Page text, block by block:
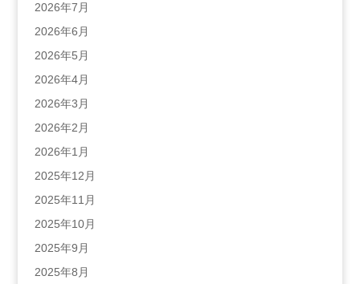
2026年7月
2026年6月
2026年5月
2026年4月
2026年3月
2026年2月
2026年1月
2025年12月
2025年11月
2025年10月
2025年9月
2025年8月